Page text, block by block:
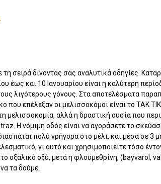
σειρά δίνοντας σας αναλυτικά οδηγίες.
έως και 10 Ιανουαρίου είναι η καλύτερη
λιγότερους γόνους. Στα αποτελέσματα
που επέλεξαν οι μελισσοκόμοι είναι το ΤΑΚ
μελισσοκομία, αλλά η δραστική ουσία που
Η νόμιμη οδός είναι να αγοράσετε το
πολύ γρήγορα στο μέλι, και μέσα σε 3
γι αυτό και χρησιμοποιείτε τόσο
οξαλικό οξύ, μετά η φλουμεθρίνη, (bayvarol,
τα δούμε.